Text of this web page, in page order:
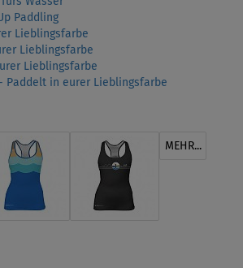
Paddling
Lieblingsfarbe
Lieblingsfarbe
Lieblingsfarbe
Paddelt in eurer Lieblingsfarbe
MEHR...